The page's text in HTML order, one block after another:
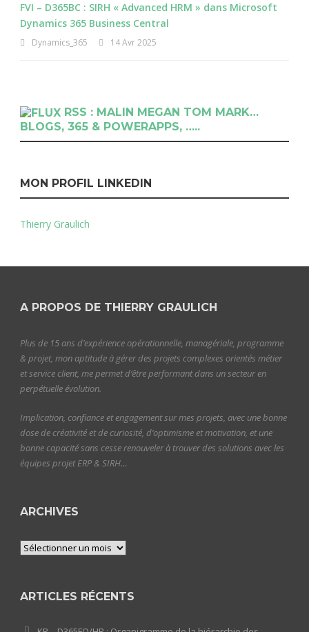
FVI – D365BC : SIRH « Advanced HRM » dans Microsoft
Dynamics 365 Business Central
Dynamics_365 14 Avr 2025
RSS : MALIN MEGAN TOM MARK…
BLOGS, 365 & POWERAPPS, …..
MON PROFIL LINKEDIN
Thierry Graulich
A PROPOS DE THIERRY GRAULICH
Plus de 15 ans d’expérience opérationnelle, managériale, programme
& projet, mon aptitude à gérer des projets complexes orientés métier
et service client, me permet d’être performant dans un secteur en
perpétuelle évolution.
Implication, confiance et engagement sur mes projets, avec une bonne
dose de créativité et de curiosité, d’optimisme et motivation, et une
bonne capacité sans cesse renouveler à trouver des solutions avec les
équipes projet ERP & SIRH…
ARCHIVES
Archives
ARTICLES RÉCENTS